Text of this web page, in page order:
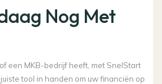
Nog Met
een MKB-bedrijf heeft, met SnelStart
tool in handen om uw financiën op